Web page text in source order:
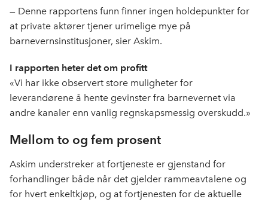
— Denne rapportens funn finner ingen holdepunkter for
at private aktører tjener urimelige mye på
barnevernsinstitusjoner, sier Askim.
I rapporten heter det om profitt
«Vi har ikke observert store muligheter for
leverandørene å hente gevinster fra barnevernet via
andre kanaler enn vanlig regnskapsmessig overskudd.»
Mellom to og fem prosent
Askim understreker at fortjeneste er gjenstand for
forhandlinger både når det gjelder rammeavtalene og
for hvert enkeltkjøp, og at fortjenesten for de aktuelle